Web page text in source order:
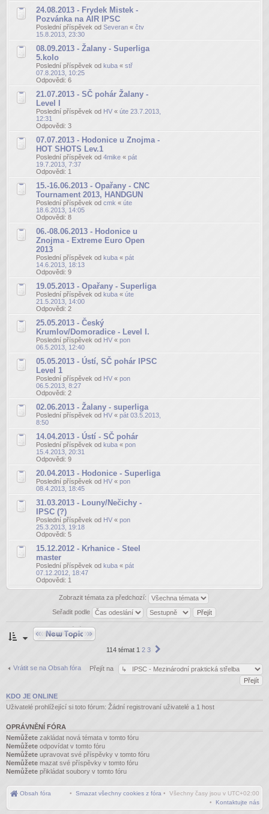
24.08.2013 - Frydek Mistek -
Pozvánka na AIR IPSC
Poslední příspěvek od Severan « čtv
15.8.2013, 23:30
08.09.2013 - Žalany - Superliga
5.kolo
Poslední příspěvek od kuba « stř
07.8.2013, 10:25
Odpovědi: 6
21.07.2013 - SČ pohár Žalany -
Level I
Poslední příspěvek od HV « úte 23.7.2013,
12:31
Odpovědi: 3
07.07.2013 - Hodonice u Znojma -
HOT SHOTS Lev.1
Poslední příspěvek od 4mike « pát
19.7.2013, 7:37
Odpovědi: 1
15.-16.06.2013 - Opařany - CNC
Tournament 2013, HANDGUN
Poslední příspěvek od cmk « úte
18.6.2013, 14:05
Odpovědi: 8
06.-08.06.2013 - Hodonice u
Znojma - Extreme Euro Open
2013
Poslední příspěvek od kuba « pát
14.6.2013, 18:13
Odpovědi: 9
19.05.2013 - Opařany - Superliga
Poslední příspěvek od kuba « úte
21.5.2013, 14:00
Odpovědi: 2
25.05.2013 - Český
Krumlov/Domoradice - Level I.
Poslední příspěvek od HV « pon
06.5.2013, 12:40
05.05.2013 - Ústí, SČ pohár IPSC
Level 1
Poslední příspěvek od HV « pon
06.5.2013, 8:27
Odpovědi: 2
02.06.2013 - Žalany - superliga
Poslední příspěvek od HV « pát 03.5.2013,
8:50
14.04.2013 - Ústí - SČ pohár
Poslední příspěvek od kuba « pon
15.4.2013, 20:31
Odpovědi: 9
20.04.2013 - Hodonice - Superliga
Poslední příspěvek od HV « pon
08.4.2013, 18:45
31.03.2013 - Louny/Nečichy -
IPSC (?)
Poslední příspěvek od HV « pon
25.3.2013, 19:18
Odpovědi: 5
15.12.2012 - Krhanice - Steel
master
Poslední příspěvek od kuba « pát
07.12.2012, 18:47
Odpovědi: 1
Zobrazit témata za předchozí:
Seřadit podle
Odeslat nové téma
114 témat 1 2 3
Vrátit se na Obsah fóra Přejít na
KDO JE ONLINE
Uživatelé prohlížející si toto fórum: Žádní registrovaní uživatelé a 1 host
OPRÁVNĚNÍ FÓRA
Nemůžete zakládat nová témata v tomto fóru
Nemůžete odpovídat v tomto fóru
Nemůžete upravovat své příspěvky v tomto fóru
Nemůžete mazat své příspěvky v tomto fóru
Nemůžete přikládat soubory v tomto fóru
Obsah fóra • Všechny časy jsou v UTC+02:00
• Smazat všechny cookies z fóra
• Kontaktujte nás